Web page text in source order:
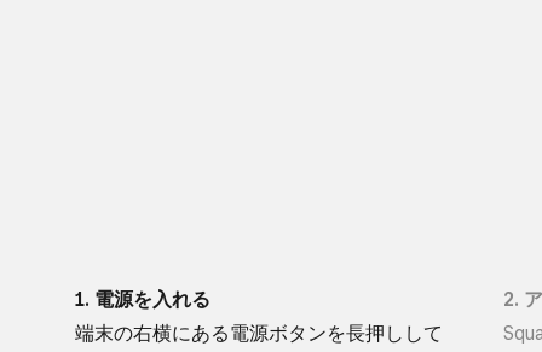
1. 電源を​入れる
端末の​右横に​ある​電源ボタンを​長押しして​
2.